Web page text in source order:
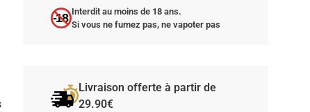
-18 Interdit au moins de 18 ans.
Si vous ne fumez pas, ne vapoter pas
Livraison offerte à partir de
29.90€